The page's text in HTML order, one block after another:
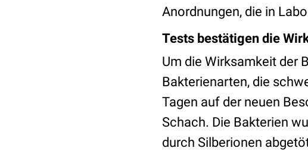
Anordnungen, die in
Tests bestätigen die
Um die Wirksamkeit der
Bakterienarten, die
Tagen auf der neuen
Schach. Die Bakterien
durch Silberionen